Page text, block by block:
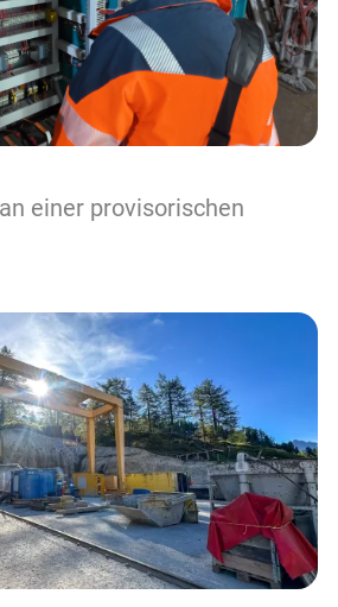
einer provisorischen